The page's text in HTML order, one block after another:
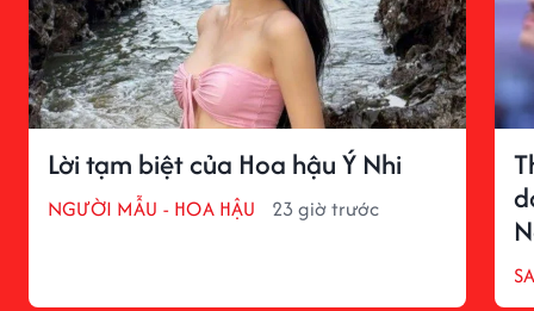
Lời tạm biệt của Hoa hậu Ý Nhi
NGƯỜI MẪU - HOA HẬU 23 giờ trước